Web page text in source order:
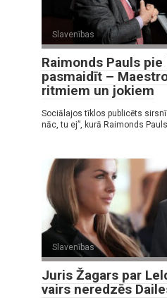
Slavenības
Raimonds Pauls
pasmaidīt –
ritmiem un jokiem
Sociālajos tīklos publicēts
nāc, tu ej”, kurā Raimonds Pauls
Slavenības
Juris Žagars par
vairs neredzēs